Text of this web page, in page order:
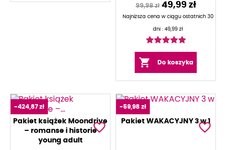
99,98 zł 49,99 zł
Najniższa cena w ciągu ostatnich 30
dni : 49,99 zł
 Do koszyka
Pakiet książek Moondrive
– romanse i historie
young adult
-424,87 zł
favorite_border Pakiet WAKACYJNY 3 w 1
-59,98 zł
favorite_border